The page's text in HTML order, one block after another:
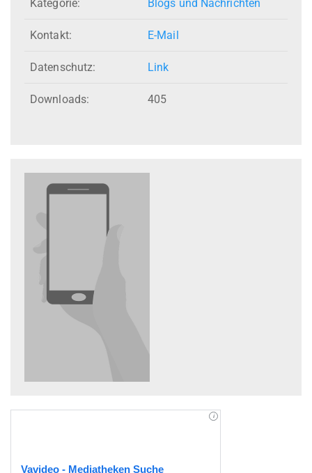
Kategorie: Blogs und Nachrichten
Kontakt: E-Mail
Datenschutz: Link
Downloads: 405